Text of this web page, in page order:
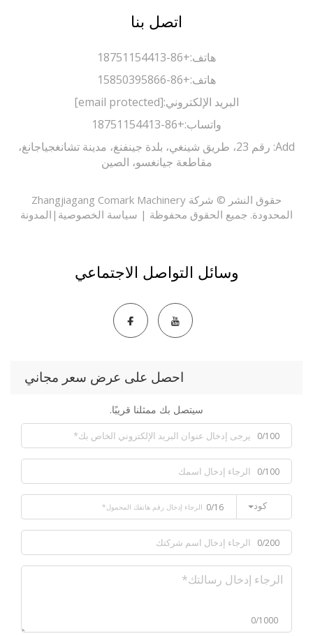
اتصل بنا
+86-18751154413
+86-15850395866
البريد الإلكتروني:[email protected]
واتساب:+86-18751154413
Add: رقم 23، طريق شينغي، بلدة جينفنغ، مدينة تشانغجياجانغ،
مقاطعة جيانغسو، الصين
حقوق النشر © شركة Zhangjiagang Comark Machinery
جميع الحقوق محفوظة |سياسة الخصوصية|المدونة
وسائل التواصل الاجتماعي
احصل على عرض سعر مجاني
سيتصل بك ممثلنا قريبًا.
0/16